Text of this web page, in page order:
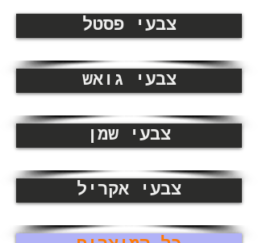
צבעי פסטל
צבעי גואש
צבעי שמן
צבעי אקריל